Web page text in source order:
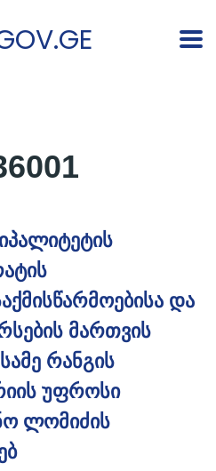
და
მართვის
რანგის
უფროსი
ლომიძის